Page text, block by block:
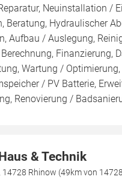
Neuinstallation /
Beratung, Hydraulischer
Aufbau / Auslegung,
Finanzierung,
Wartung / Optimierung,
/ PV Batterie,
Renovierung /
& Technik
14728 Rhinow (49km von